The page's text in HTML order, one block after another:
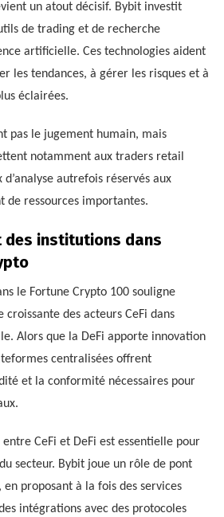
un atout décisif. Bybit investit
de trading et de recherche
artificielle. Ces technologies aident
les tendances, à gérer les risques et à
éclairées.
pas le jugement humain, mais
notamment aux traders retail
d’analyse autrefois réservés aux
de ressources importantes.
des institutions dans
le Fortune Crypto 100 souligne
des acteurs CeFi dans
Alors que la DeFi apporte innovation
centralisées offrent
et la conformité nécessaires pour
CeFi et DeFi est essentielle pour
secteur. Bybit joue un rôle de pont
proposant à la fois des services
intégrations avec des protocoles